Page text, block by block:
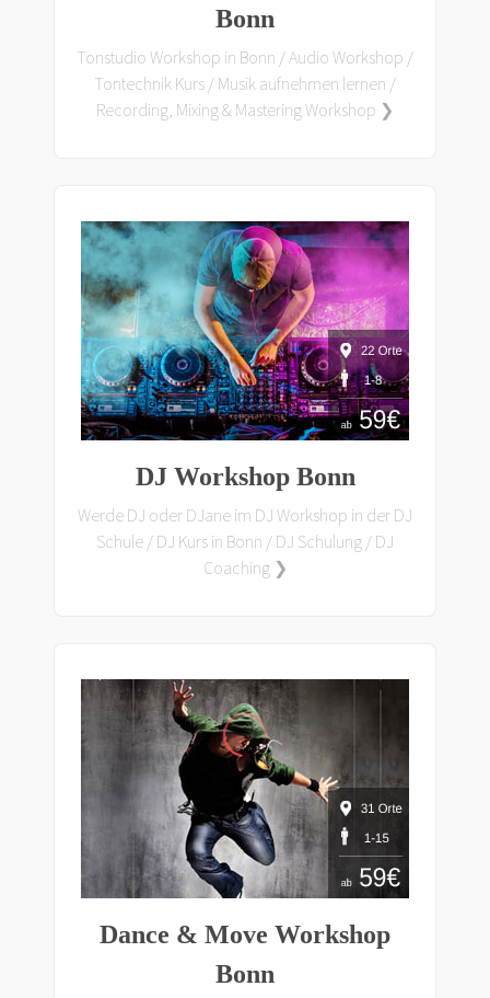
Bonn
Tonstudio Workshop in Bonn / Audio Workshop /
Tontechnik Kurs / Musik aufnehmen lernen /
Recording, Mixing & Mastering Workshop ❯
DJ Workshop Bonn
Werde DJ oder DJane im DJ Workshop in der DJ
Schule / DJ Kurs in Bonn / DJ Schulung / DJ
Coaching ❯
Dance & Move Workshop
Bonn